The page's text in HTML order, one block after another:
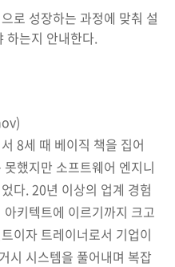
로 성장하는 과정에 맞춰 설
하는지 안내한다.
8세 때 베이직 책을 집어
했지만 소프트웨어 엔지니
다. 20년 이상의 업계 경험
키텍트에 이르기까지 크고
이자 트레이너로서 기업이
시 시스템을 풀어내며 복잡